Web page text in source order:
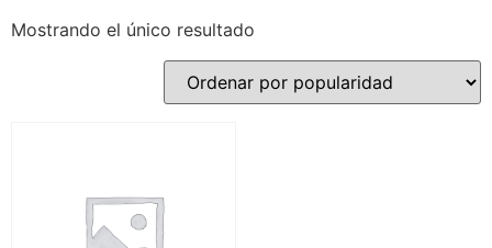
Mostrando el único resultado